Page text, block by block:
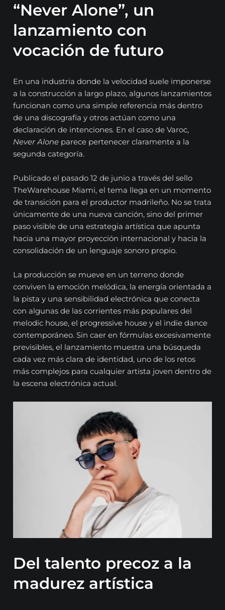
“Never Alone”, un
lanzamiento con
vocación de futuro
En una industria donde la velocidad suele imponerse
a la construcción a largo plazo, algunos lanzamientos
funcionan como una simple referencia más dentro
de una discografía y otros actúan como una
declaración de intenciones. En el caso de Varoc,
Never Alone parece pertenecer claramente a la
segunda categoría.
Publicado el pasado 12 de junio a través del sello
TheWarehouse Miami, el tema llega en un momento
de transición para el productor madrileño. No se trata
únicamente de una nueva canción, sino del primer
paso visible de una estrategia artística que apunta
hacia una mayor proyección internacional y hacia la
consolidación de un lenguaje sonoro propio.
La producción se mueve en un terreno donde
conviven la emoción melódica, la energía orientada a
la pista y una sensibilidad electrónica que conecta
con algunas de las corrientes más populares del
melodic house, el progressive house y el indie dance
contemporáneo. Sin caer en fórmulas excesivamente
previsibles, el lanzamiento muestra una búsqueda
cada vez más clara de identidad, uno de los retos
más complejos para cualquier artista joven dentro de
la escena electrónica actual.
Del talento precoz a la
madurez artística